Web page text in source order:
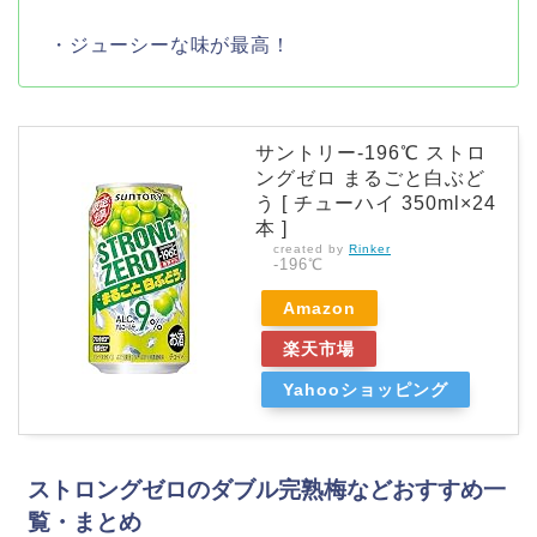
・ジューシーな味が最高！
サントリー-196℃ ストロ
ングゼロ まるごと白ぶど
う [ チューハイ 350ml×24
本 ]
created by Rinker
-196℃
Amazon
楽天市場
Yahooショッピング
ストロングゼロのダブル完熟梅などおすすめ一
覧・まとめ